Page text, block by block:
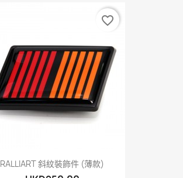
RALLIART 斜紋裝飾件 (薄款)
favorite_border